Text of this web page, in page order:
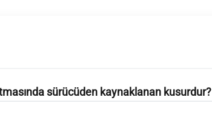
sürücüden kaynaklanan kusurdur?